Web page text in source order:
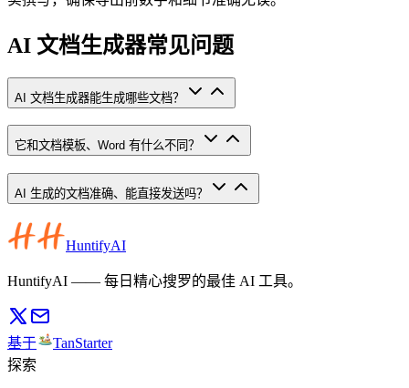
AI 文档生成器常见问题
AI 文档生成器能生成哪些文档？
它和文档模板、Word 有什么不同？
AI 生成的文档准确、能直接发送吗？
HuntifyAI
HuntifyAI —— 每日精心搜罗的最佳 AI 工具。
基于
TanStarter
探索